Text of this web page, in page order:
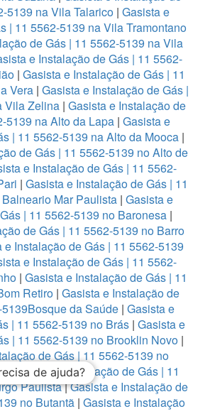
5139 na Vila Talarico| Gasista e
| 11 5562-5139 na Vila Tramontano
de Gás | 11 5562-5139 na Vila
e Instalação de Gás | 11 5562-
| Gasista e Instalação de Gás | 11
Vera| Gasista e Instalação de Gás |
Vila Zelina | Gasista e Instalação de
5139 na Alto da Lapa| Gasista e
| 11 5562-5139 na Alto da Mooca|
de Gás | 11 5562-5139 no Alto de
e Instalação de Gás | 11 5562-
| Gasista e Instalação de Gás | 11
Mar Paulista | Gasista e
| 11 5562-5139 no Baronesa |
de Gás | 11 5562-5139 no Barro
e Instalação de Gás | 11 5562-5139
e Instalação de Gás | 11 5562-
| Gasista e Instalação de Gás | 11
Retiro| Gasista e Instalação de
da Saúde| Gasista e
| 11 5562-5139 no Brás| Gasista e
| 11 5562-5139 no Brooklin Novo |
de Gás | 11 5562-5139 no
|Gasista e Instalação de Gás | 11
Paulista|Gasista e Instalação de
no Butantã| Gasista e Instalação
de ajuda?